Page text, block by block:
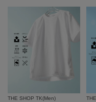
THE SHOP TK(Men)